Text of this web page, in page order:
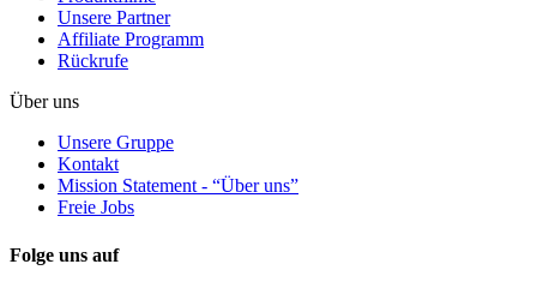
Unsere Partner
Affiliate Programm
Rückrufe
Über uns
Unsere Gruppe
Kontakt
Mission Statement - “Über uns”
Freie Jobs
Folge uns auf